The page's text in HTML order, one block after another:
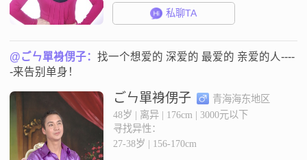
私聊TA
@ごㄣ單裑侽子：找一个想爱的 深爱的 最爱的 亲爱的人----
-来告别单身！
ごㄣ單裑侽子
青海海东地区
48岁 | 离异 | 176cm | 3000元以下
寻找异性：
27-38岁 | 156-170cm